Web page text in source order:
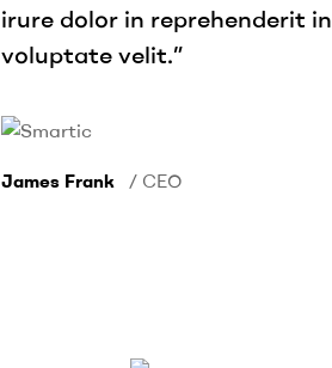
irure dolor in reprehenderit in
voluptate velit.”
James Frank / CEO